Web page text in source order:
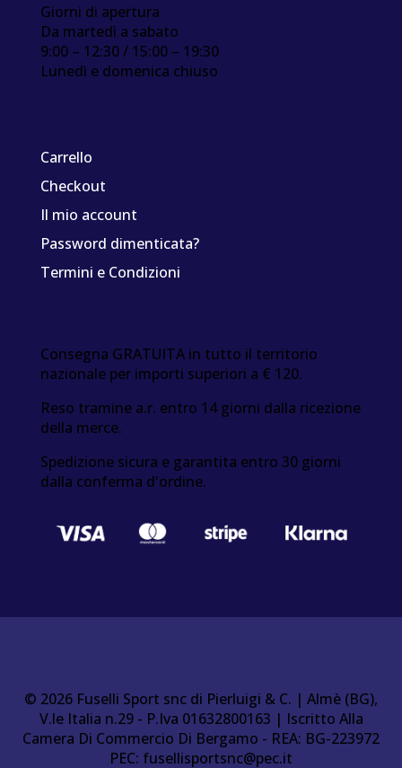
Giorni di apertura
Da martedì a sabato
9:00 – 12:30 / 15:00 – 19:30
Lunedì e domenica chiuso
Carrello
Checkout
Il mio account
Password dimenticata?
Termini e Condizioni
Consegna GRATUITA in tutto il territorio
nazionale per importi superiori a € 120.
Reso tramine a.r. entro 14 giorni dalla ricezione
della merce.
Spedizione sicura e garantita entro 30 giorni
dalla conferma d'ordine.
© 2026 Fuselli Sport snc di Pierluigi & C. | Almè (BG),
V.le Italia n.29 - P.Iva 01632800163 | Iscritto Alla
Camera Di Commercio Di Bergamo - REA: BG-223972
PEC: fusellisportsnc@pec.it